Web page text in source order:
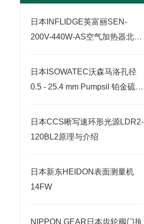
日本INFLIDGE英富丽SEN-
200V-440W-AS空气加热器北崎
日本ISOWATEC沃森马洛孔径
0.5 - 25.4 mm Pumpsil 铂金硫化
日本CCS晰写速环形光源LDR2-
120BL2原理与介绍
日本新东HEIDON表面测量机
14FW
NIPPON GEAR日本齿轮阀门执